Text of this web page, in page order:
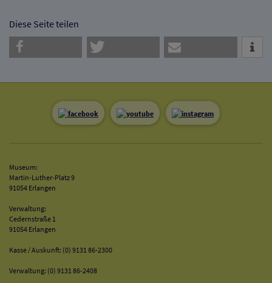
Diese Seite teilen
Museum:
Martin-Luther-Platz 9
91054 Erlangen
Verwaltung:
Cedernstraße 1
91054 Erlangen
Kasse / Auskunft: (0) 9131 86-2300
Verwaltung: (0) 9131 86-2408